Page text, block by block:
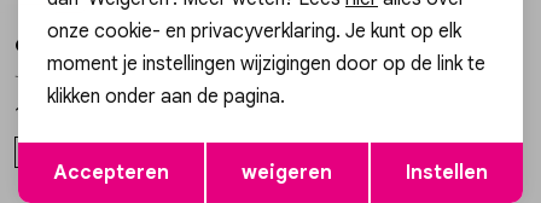
Gossip
JE15645 KRALENARMBAND BALLS
17,99
Gossip
Opslaan
onze cookie- en privacyverklaring. Je kunt op elk
moment je instellingen wijzigingen door op de link te
klikken onder aan de pagina.
Accepteren weigeren Instellen